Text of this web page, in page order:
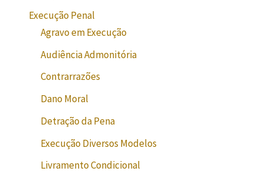
Execução Penal
Agravo em Execução
Audiência Admonitória
Contrarrazões
Dano Moral
Detração da Pena
Execução Diversos Modelos
Livramento Condicional